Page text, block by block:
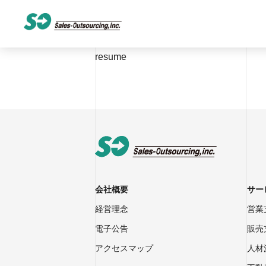
resume
会社概要
経営理念
電子公告
アクセスマップ
サー
営業
販売
人